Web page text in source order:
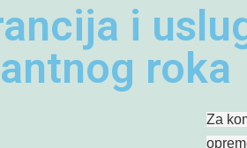
i
roka
Za